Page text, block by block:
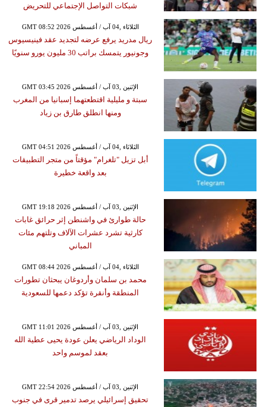
شبكات التواصل الإجتماعي للتحريض
GMT 08:52 2026 الثلاثاء ,04 آب / أغسطس
ريال مدريد يرفع عرضه لتجديد عقد فينيسيوس
وجونيور يتمسك براتب 30 مليون يورو سنويًا
GMT 03:45 2026 الإثنين ,03 آب / أغسطس
سبتة و مليلية اقتطعتهما إسبانيا من المغرب
ومنها انطلق طارق بن زياد
GMT 04:51 2026 الثلاثاء ,04 آب / أغسطس
أبل تزيل "تلغرام" مؤقتاً من متجر التطبيقات
بعد واقعة خطيرة
GMT 19:18 2026 الإثنين ,03 آب / أغسطس
حالة طوارئ في واشنطن إثر حرائق غابات
كارثية تشرد عشرات الآلاف وتلتهم مئات
المباني
GMT 08:44 2026 الثلاثاء ,04 آب / أغسطس
محمد بن سلمان وأردوغان يبحثان تطورات
المنطقة وأنقرة تؤكد دعمها للسعودية
GMT 11:01 2026 الإثنين ,03 آب / أغسطس
الوداد الرياضي يعلن عودة يحيى عطية الله
بعقد لموسم واحد
GMT 22:54 2026 الإثنين ,03 آب / أغسطس
تحقيق إسرائيلي يرصد تدمير قرى في جنوب